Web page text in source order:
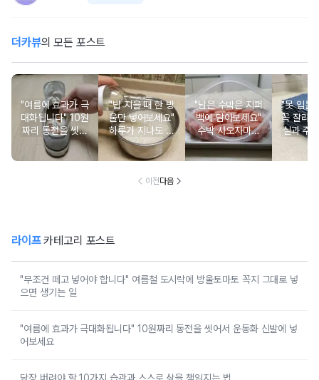
더카뷰의 모든 포스트
"여름에 효과가 극
대화됩니다" 10원
짜리 동전을 씻어
서 운동화 신발에
넣어보세요
"밥 지을 때 한 방
울만 넣어보세요"
하루가 지나도 갓
지은 밥처럼 밥알
이 살아있습니다
"남은 수박은 지퍼
백에 담아보세요"
수박 사오자마자
이렇게 해야 나중
에 후회 안 합니다
"못 입는
꼭 잘라
실과 주
세제 없
이전다음
라이프카테고리 포스트
"무조건 떼고 넣어야 합니다" 여름철 도시락에 방울토마토 꼭지 그대로 넣
으면 생기는 일
"여름에 효과가 극대화됩니다" 10원짜리 동전을 씻어서 운동화 신발에 넣
어보세요